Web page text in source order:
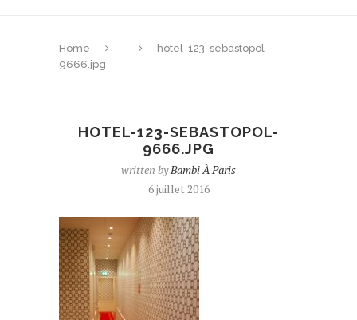
Home
hotel-123-sebastopol-
9666.jpg
HOTEL-123-SEBASTOPOL-
9666.JPG
written byBambi À Paris
6 juillet 2016